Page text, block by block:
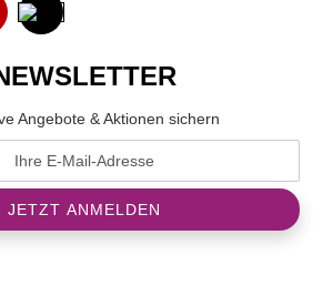
Angebote & Aktionen sichern